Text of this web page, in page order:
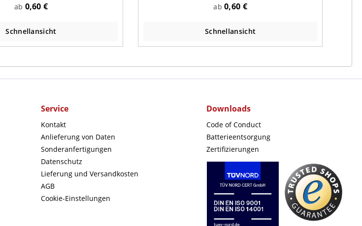
ab 0,60 €
Schnellansicht
ab0,60 €
Schnellansicht
Service
Kontakt
Anlieferung von Daten
Sonderanfertigungen
Datenschutz
Lieferung und Versandkosten
AGB
Cookie-Einstellungen
Downloads
Code of Conduct
Batterieentsorgung
Zertifizierungen